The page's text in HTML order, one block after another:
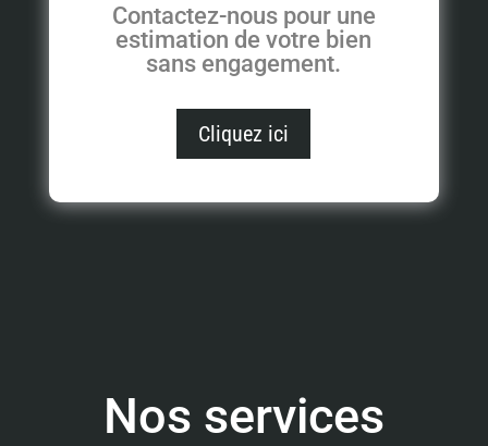
Contactez-nous pour une
estimation de votre bien
sans engagement.
Cliquez ici
Nos services